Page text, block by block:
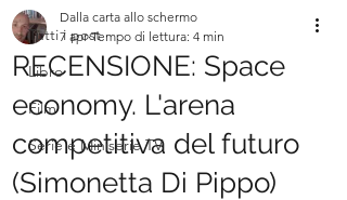
Tutti i post
Libro
Film
Serie e Miniserie TV
RECENSIONE: Space
economy. L'arena
competitiva del futuro
(Simonetta Di Pippo)
Dalla carta allo schermo
7 apr Tempo di lettura: 4 min